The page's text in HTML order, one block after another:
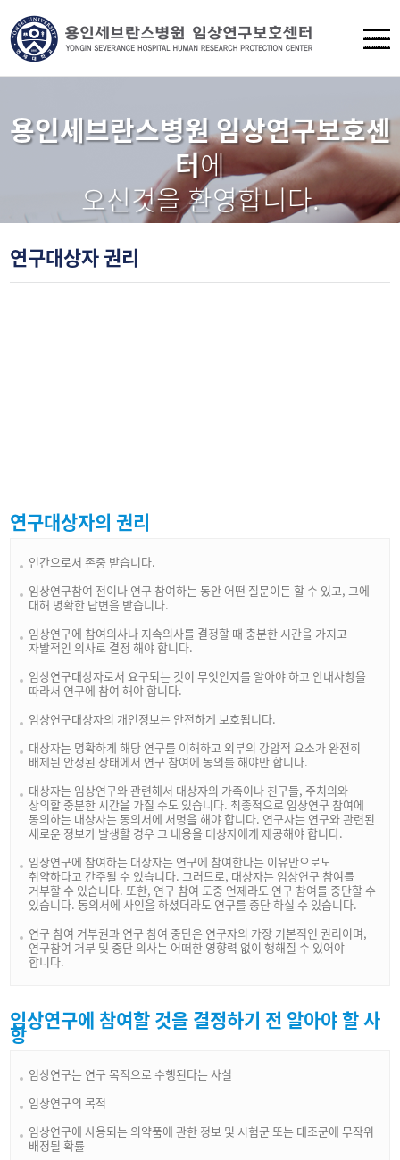
용인세브란스병원 임상연구보호센
터에
오신것을 환영합니다.
연구대상자 권리
연구대상자의 권리
인간으로서 존중 받습니다.
임상연구참여 전이나 연구 참여하는 동안 어떤 질문이든 할 수 있고, 그에
대해 명확한 답변을 받습니다.
임상연구에 참여의사나 지속의사를 결정할 때 충분한 시간을 가지고
자발적인 의사로 결정 해야 합니다.
임상연구대상자로서 요구되는 것이 무엇인지를 알아야 하고 안내사항을
따라서 연구에 참여 해야 합니다.
임상연구대상자의 개인정보는 안전하게 보호됩니다.
대상자는 명확하게 해당 연구를 이해하고 외부의 강압적 요소가 완전히
배제된 안정된 상태에서 연구 참여에 동의를 해야만 합니다.
대상자는 임상연구와 관련해서 대상자의 가족이나 친구들, 주치의와
상의할 충분한 시간을 가질 수도 있습니다. 최종적으로 임상연구 참여에
동의하는 대상자는 동의서에 서명을 해야 합니다. 연구자는 연구와 관련된
새로운 정보가 발생할 경우 그 내용을 대상자에게 제공해야 합니다.
임상연구에 참여하는 대상자는 연구에 참여한다는 이유만으로도
취약하다고 간주될 수 있습니다. 그러므로, 대상자는 임상연구 참여를
거부할 수 있습니다. 또한, 연구 참여 도중 언제라도 연구 참여를 중단할 수
있습니다. 동의서에 사인을 하셨더라도 연구를 중단 하실 수 있습니다.
연구 참여 거부권과 연구 참여 중단은 연구자의 가장 기본적인 권리이며,
연구참여 거부 및 중단 의사는 어떠한 영향력 없이 행해질 수 있어야
합니다.
임상연구에 참여할 것을 결정하기 전 알아야 할 사
항
임상연구는 연구 목적으로 수행된다는 사실
임상연구의 목적
임상연구에 사용되는 의약품에 관한 정보 및 시험군 또는 대조군에 무작위
배정될 확률